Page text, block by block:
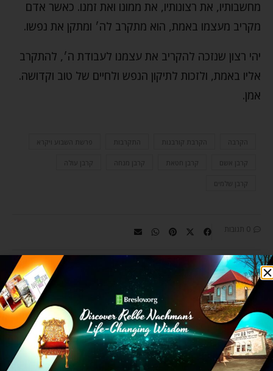
מחשבותיו, את רצונותיו, את ממונו ואת זמנו. כאשר אדם
מקריב מעצמו באמת, הוא מתקרב לה׳ ומתקן את נפשו.
יהי רצון שנזכה להקריב את עצמנו לעבודת ה׳, להתקרב
אליו באמת, ולזכות לתיקון הנפש ולחיים של טוב וקדושה.
אמן.
הקרבת קורבנות התקרבות פרשת השבוע ויקרא
קרבן אשם קרבן חטאת קרבן מנחה
קרבן שלמים
0 תגובות
CHAIM KRAMER
Chaim Kramer is largely
responsible for introducing Rebbe
Nachman’s teachings to today’s
generation. He is a sought-after